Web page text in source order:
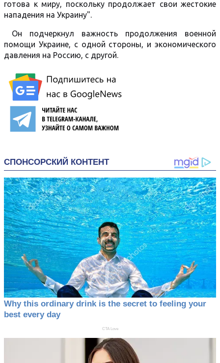
готова к миру, поскольку продолжает свои жестокие
нападения на Украину".
Он подчеркнул важность продолжения военной
помощи Украине, с одной стороны, и экономического
давления на Россию, с другой.